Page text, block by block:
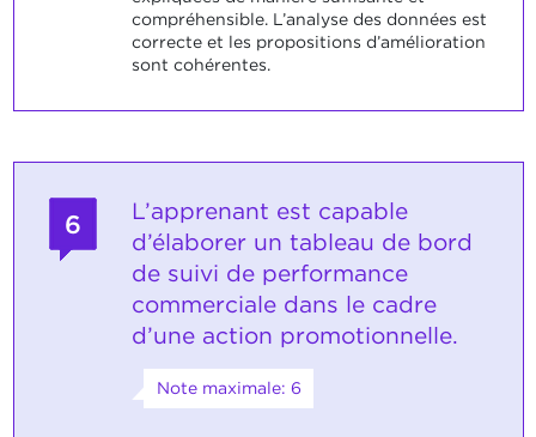
compréhensible. L’analyse des données est
correcte et les propositions d’amélioration
sont cohérentes.
6
L’apprenant est capable
d’élaborer un tableau de bord
de suivi de performance
commerciale dans le cadre
d’une action promotionnelle.
Note maximale: 6